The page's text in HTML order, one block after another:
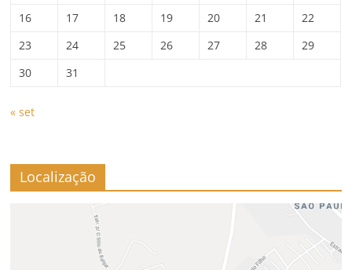
16
17 18 19 20 21
22
23
24 25 26 27 28
29
30
31
« set
Localização